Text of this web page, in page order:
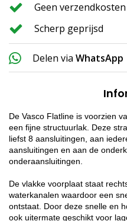
Geen
Scherp geprijsd
Delen via WhatsApp
De Vasco Flatline is voorzien
een fijne structuurlak. Deze
liefst 8 aansluitingen, aan
aansluitingen en aan de
onderaansluitingen.
De vlakke voorplaat staat
waterkanalen waardoor een
ontstaat. Door deze snelle en
ook uitermate geschikt voor